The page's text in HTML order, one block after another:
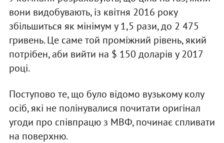
вони видобувають, із квітня 2016 року
збільшиться як мінімум у 1,5 рази, до 2 475
гривень. Це саме той проміжний рівень, який
потрібен, аби вийти на $ 150 доларів у 2017
році.
Поступово те, що було відомо вузькому колу
осіб, які не полінувалися почитати оригінал
угоди про співпрацю з МВФ, починає спливати
на поверхню.